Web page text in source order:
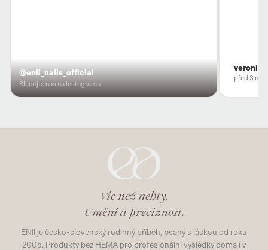
@enii_nails_official
Sledujte nás na Instagramu
před 3
Víc než nehty.
Umění a preciznost.
ENII je česko-slovenský rodinný příběh, psaný s láskou od roku
2005. Produkty bez HEMA pro profesionální výsledky doma i v